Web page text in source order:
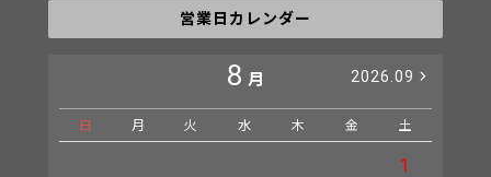
営業日カレンダー
8 月 2026.09
日 月 火 水 木 金 土
1